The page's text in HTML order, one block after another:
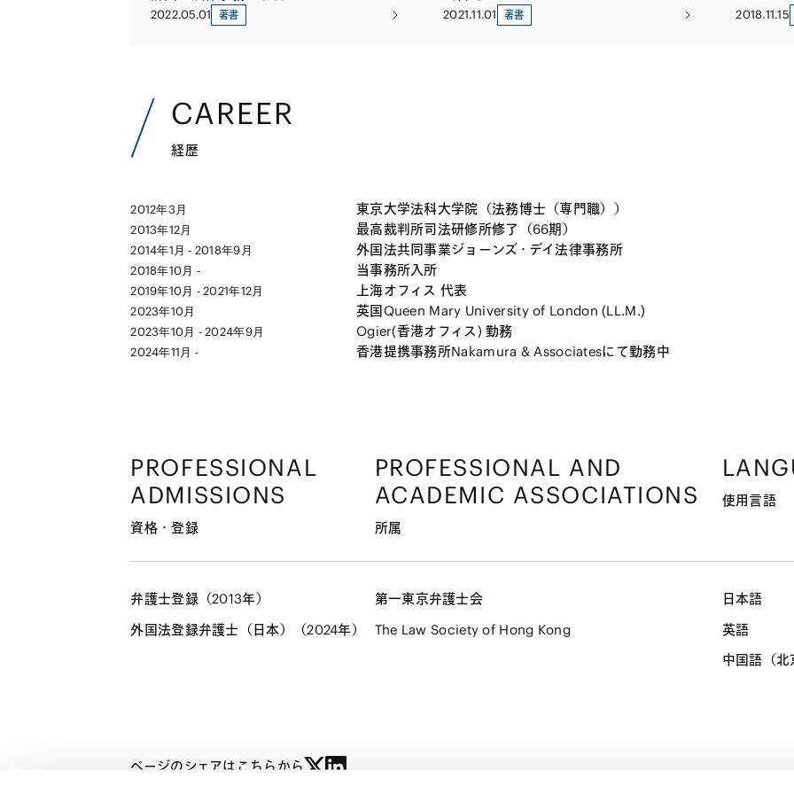
2022.05.01 著書 2021.11.01 著書 2018.11.15
CAREER
経歴
2012年3月 東京大学法科大学院（法務博士（専門職））
2013年12月 最高裁判所司法研修所修了（66期）
2014年1月 - 2018年9月 外国法共同事業ジョーンズ・デイ法律事務所
2018年10月 - 当事務所入所
2019年10月 - 2021年12月 上海オフィス 代表
2023年10月 英国Queen Mary University of London (LL.M.)
2023年10月 - 2024年9月 Ogier(香港オフィス) 勤務
2024年11月 - 香港提携事務所Nakamura & Associatesにて勤務中
PROFESSIONAL
ADMISSIONS
資格・登録
弁護士登録（2013年）
外国法登録弁護士（日本）（2024年）
PROFESSIONAL AND
ACADEMIC ASSOCIATIONS
所属
第一東京弁護士会
The Law Society of Hong Kong
使用言語
日本語
英語
中国語（
ページのシェアはこちらから